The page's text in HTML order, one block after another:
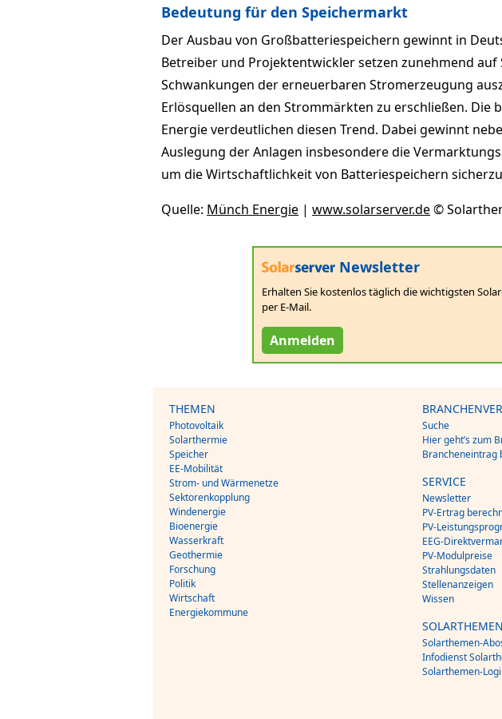
Bedeutung für den Speichermarkt
Der Ausbau von Großbatteriespeichern gewinnt in
Betreiber und Projektentwickler setzen zunehmend auf
Schwankungen der erneuerbaren Stromerzeugung
Erlösquellen an den Strommärkten zu erschließen. Die
Energie verdeutlichen diesen Trend. Dabei gewinnt
Auslegung der Anlagen insbesondere die
um die Wirtschaftlichkeit von Batteriespeichern
Quelle: Münch Energie | www.solarserver.de©
Newsletter
Erhalten Sie kostenlos täglich die wichtigsten
per E-Mail.
Anmelden
THEMEN
Photovoltaik
Solarthermie
Speicher
EE-Mobilität
Strom- und Wärmenetze
Sektorenkopplung
Windenergie
Bioenergie
Wasserkraft
Geothermie
Forschung
Politik
Wirtschaft
Energiekommune
Suche
Hier geht’s zum
Brancheneintrag
SERVICE
Newsletter
PV-Ertrag
PV-
EEG-
PV-Modulpreise
Strahlungsdaten
Stellenanzeigen
Wissen
SOLARTHEMEN
Solarthemen-
Infodienst
Solarthemen-